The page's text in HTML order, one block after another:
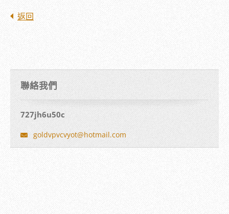
返回
聯絡我們
727jh6u50c
goldvpvcvyot@hotmail.com